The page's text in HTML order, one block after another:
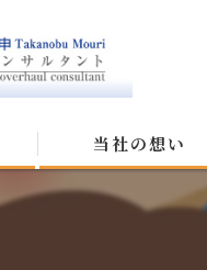
当社の想い